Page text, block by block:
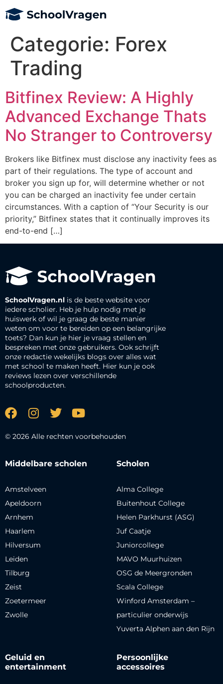
Categorie: Forex
Trading
Bitfinex Review: A Highly
Advanced Exchange Thats
No Stranger to Controversy
Brokers like Bitfinex must disclose any inactivity fees as
part of their regulations. The type of account and
broker you sign up for, will determine whether or not
you can be charged an inactivity fee under certain
circumstances. With a caption of “Your Security is our
priority,” Bitfinex states that it continually improves its
end-to-end […]
SchoolVragen.nl is de beste website voor
iedere scholier. Heb je hulp nodig met je
huiswerk of wil je graag de beste manier
weten om voor te bereiden op een belangrijke
toets? Dan kun je hier je vraag stellen en
bespreken met onze gebruikers. Ook schrijft
onze redactie wekelijks blogs over alles wat
met school te maken heeft. Hier kun je ook
reviews lezen over verschillende
schoolproducten.
© 2026 Alle rechten voorbehouden
Middelbare scholen
Amstelveen
Apeldoorn
Arnhem
Haarlem
Hilversum
Leiden
Tilburg
Zeist
Zoetermeer
Zwolle
Scholen
Alma College
Buitenhout College
Helen Parkhurst (ASG)
Juf Caatje
Juniorcollege
MAVO Muurhuizen
OSG de Meergronden
Scala College
Winford Amsterdam –
particulier onderwijs
Yuverta Alphen aan den Rijn
Geluid en
entertainment
Persoonlijke
accessoires